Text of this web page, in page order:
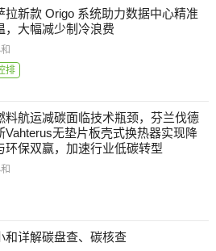
拉新款 Origo 系统助力数据中心精准
，大幅减少制冷浪费
排
料航运减碳面临技术瓶颈，芬兰伐德
Vahterus无垫片板壳式换热器实现降
环保双赢，加速行业低碳转型
和详解碳盘查、碳核查